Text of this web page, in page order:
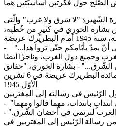
الشّهيرة "لا شرق ولا غرب" والّتي
بشارة الخوري في كثيرٍ من خُطَبِه،
- "...ولذلك أطلب منه تعالى أنّ يمدّ بأيّامكم حتّى تروا هذا
وجميع دول الغرب، وناجزًا أيضًا
- بشارة الخوري، "حقائق
لبنانيّة"، في الدّيمان على مائدة البطريرك عريضة في 6 تشرين
الأوّل 1945
- "لم نقصد من وراء ذلك استبدال انتدابٍ بانتداب، مهما قالوا ومهما
الغرب لنرتمي في أحضان الشّرق." -
رسالة الرّئيس إلى المغتربين في